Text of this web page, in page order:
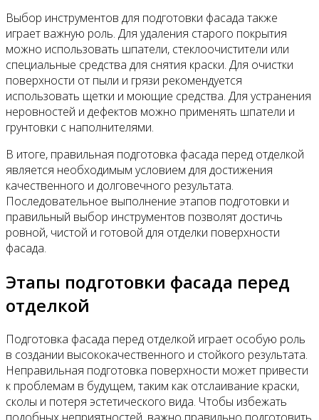
Выбор инструментов для подготовки фасада также
играет важную роль. Для удаления старого покрытия
можно использовать шпатели, стеклоочистители или
специальные средства для снятия краски. Для очистки
поверхности от пыли и грязи рекомендуется
использовать щетки и моющие средства. Для устранения
неровностей и дефектов можно применять шпатели и
грунтовки с наполнителями.
В итоге, правильная подготовка фасада перед отделкой
является необходимым условием для достижения
качественного и долговечного результата.
Последовательное выполнение этапов подготовки и
правильный выбор инструментов позволят достичь
ровной, чистой и готовой для отделки поверхности
фасада.
Этапы подготовки фасада перед
отделкой
Подготовка фасада перед отделкой играет особую роль
в создании высококачественного и стойкого результата.
Неправильная подготовка поверхности может привести
к проблемам в будущем, таким как отслаивание краски,
сколы и потеря эстетического вида. Чтобы избежать